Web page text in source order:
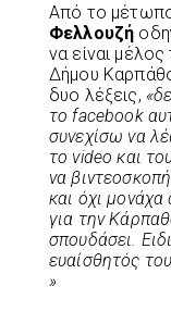
Από το μέτωπο
Φελλουζή
να είναι
Δήμου
δυο λέξεις,
το facebook
συνεχίσω να
το video και
να
και όχι μονάχα
για την
σπουδάσει.
ευαίσθητός
»